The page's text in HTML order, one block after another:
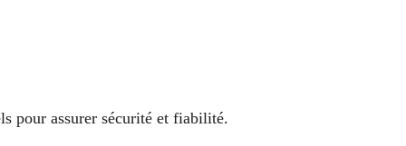
pour assurer sécurité et fiabilité.